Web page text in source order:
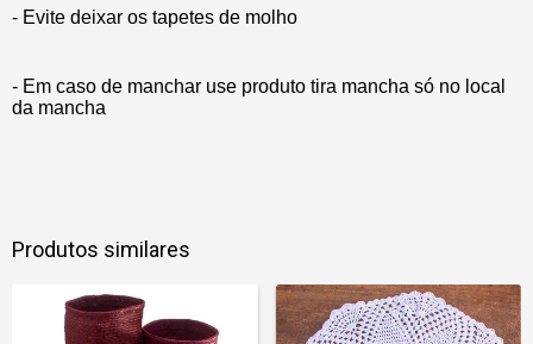
- Evite deixar os tapetes de molho
- Em caso de manchar use produto tira mancha só no local
da mancha
Produtos similares